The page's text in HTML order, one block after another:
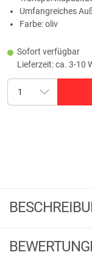
Umfangreiches
Farbe: oliv
Sofort verfügbar
Lieferzeit: ca. 3-10
Wenn Sie auf der